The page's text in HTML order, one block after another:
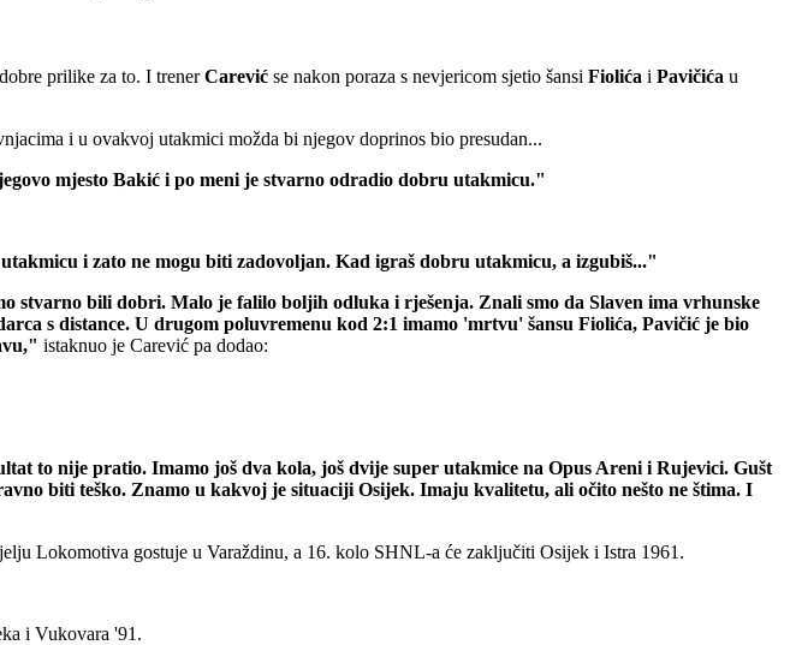
prilike za to. I trenerCarević se nakon poraza s nevjericom sjetio šansi Fiolića i Pavičića u
i u ovakvoj utakmici možda bi njegov doprinos bio presudan...
mjesto Bakić i po meni je stvarno odradio dobru utakmicu."
i zato ne mogu biti zadovoljan. Kad igraš dobru utakmicu, a izgubiš..."
stvarno bili dobri. Malo je falilo boljih odluka i rješenja. Znali smo da Slaven ima vrhunske
s distance. U drugom poluvremenu kod 2:1 imamo 'mrtvu' šansu Fiolića, Pavičić je bio
istaknuo je Carević pa dodao:
to nije pratio. Imamo još dva kola, još dvije super utakmice na Opus Areni i Rujevici. Gušt
biti teško. Znamo u kakvoj je situaciji Osijek. Imaju kvalitetu, ali očito nešto ne štima. I
Lokomotiva gostuje u Varaždinu, a 16. kolo SHNL-a će zaključiti Osijek i Istra 1961.
i Vukovara '91.